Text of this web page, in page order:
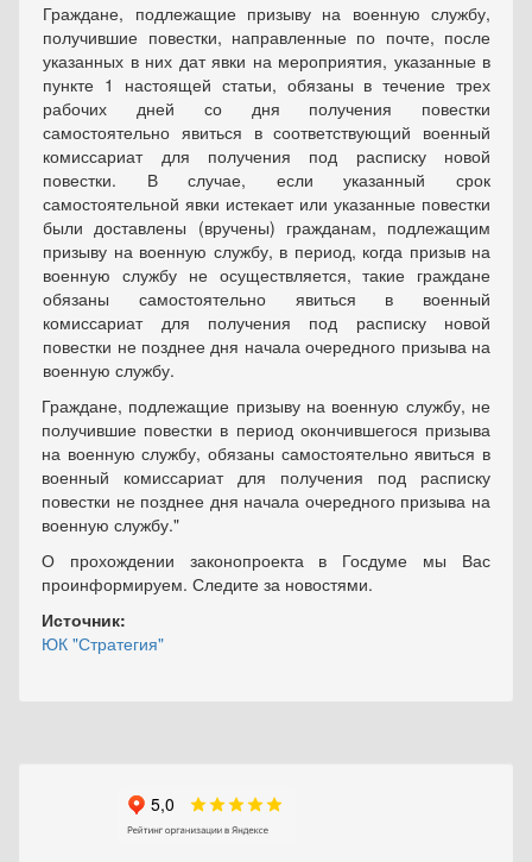
Граждане, подлежащие призыву на военную службу,
получившие повестки, направленные по почте, после
указанных в них дат явки на мероприятия, указанные в
пункте 1 настоящей статьи, обязаны в течение трех
рабочих дней со дня получения повестки
самостоятельно явиться в соответствующий военный
комиссариат для получения под расписку новой
повестки. В случае, если указанный срок
самостоятельной явки истекает или указанные повестки
были доставлены (вручены) гражданам, подлежащим
призыву на военную службу, в период, когда призыв на
военную службу не осуществляется, такие граждане
обязаны самостоятельно явиться в военный
комиссариат для получения под расписку новой
повестки не позднее дня начала очередного призыва на
военную службу.
Граждане, подлежащие призыву на военную службу, не
получившие повестки в период окончившегося призыва
на военную службу, обязаны самостоятельно явиться в
военный комиссариат для получения под расписку
повестки не позднее дня начала очередного призыва на
военную службу."
О прохождении законопроекта в Госдуме мы Вас
проинформируем. Следите за новостями.
Источник:
ЮК "Стратегия"